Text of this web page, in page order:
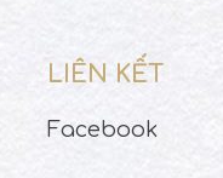
LIÊN KẾT
Facebook